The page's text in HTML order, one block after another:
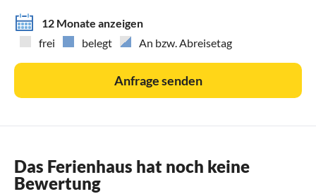
12 Monate anzeigen
frei
belegt An bzw. Abreisetag
Anfrage senden
Das Ferienhaus hat noch keine
Bewertung